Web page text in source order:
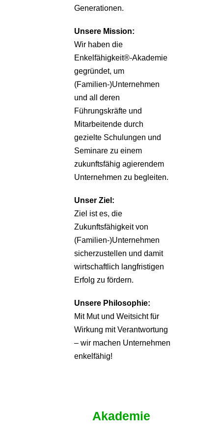
Generationen.
Unsere Mission:
Wir haben die
Enkelfähigkeit®-Akademie
gegründet, um
(Familien-)Unternehmen
und all deren
Führungskräfte und
Mitarbeitende durch
gezielte Schulungen und
Seminare zu einem
zukunftsfähig agierendem
Unternehmen zu begleiten.
Unser Ziel:
Ziel ist es, die
Zukunftsfähigkeit von
(Familien-)Unternehmen
sicherzustellen und damit
wirtschaftlich langfristigen
Erfolg zu fördern.
Unsere Philosophie:
Mit Mut und Weitsicht für
Wirkung mit Verantwortung
– wir machen Unternehmen
enkelfähig!
Akademie